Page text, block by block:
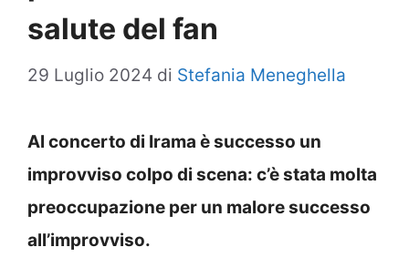
salute del fan
29 Luglio 2024 di Stefania Meneghella
Al concerto di Irama è successo un
improvviso colpo di scena: c’è stata molta
preoccupazione per un malore successo
all’improvviso.